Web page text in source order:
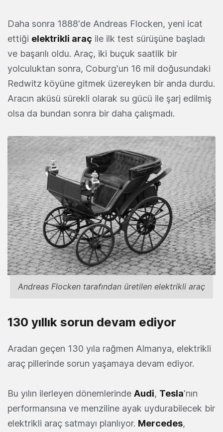
Daha sonra 1888'de Andreas Flocken, yeni icat
ettiği elektrikli araç ile ilk test sürüşüne başladı
ve başarılı oldu. Araç, iki buçuk saatlik bir
yolculuktan sonra, Coburg'un 16 mil doğusundaki
Redwitz köyüne gitmek üzereyken bir anda durdu.
Aracın aküsü sürekli olarak su gücü ile şarj edilmiş
olsa da bundan sonra bir daha çalışmadı.
Andreas Flocken tarafından üretilen elektrikli araç
130 yıllık sorun devam ediyor
Aradan geçen 130 yıla rağmen Almanya, elektrikli
araç pillerinde sorun yaşamaya devam ediyor.
Bu yılın ilerleyen dönemlerinde Audi, Tesla'nın
performansına ve menziline ayak uydurabilecek bir
elektrikli araç satmayı planlıyor. Mercedes,